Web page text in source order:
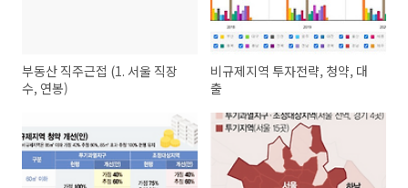
부동산 직주근접 (1. 서울 직장
수, 연봉)
비규제지역 투자전략, 청약, 대
출